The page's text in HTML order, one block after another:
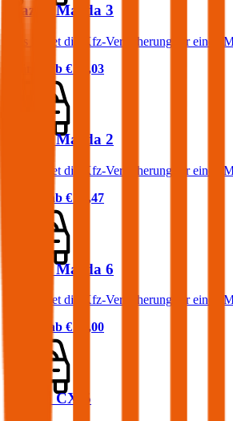
Mazda Mazda 3
Was kostet die Kfz-Versicherung für einen
Prämie ab € 52,03
Mazda Mazda 2
Was kostet die Kfz-Versicherung für einen
Prämie ab € 27,47
Mazda Mazda 6
Was kostet die Kfz-Versicherung für einen
Prämie ab € 81,00
Mazda CX-5